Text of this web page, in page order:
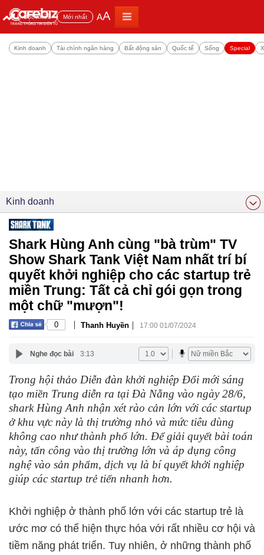
Đọc nhiều Mới nhất AA
Kinh doanh Tài chính ngân hàng Bất động sản Quốc tế Sống Special
Kinh doanh
Shark Hùng Anh cùng "bà trùm" TV
Show Shark Tank Việt Nam nhất trí bí
quyết khởi nghiệp cho các startup trẻ
miền Trung: Tất cả chỉ gói gọn trong
một chữ "mượn"!
0 | Thanh Huyền | 17:00 01/07/2024
Nghe đọc bài 3:13
Trong hội thảo Diễn đàn khởi nghiệp Đổi mới sáng
tạo miền Trung diễn ra tại Đà Nẵng vào ngày 28/6,
shark Hùng Anh nhận xét rào cản lớn với các startup
ở khu vực này là thị trường nhỏ và mức tiêu dùng
không cao như thành phố lớn. Để giải quyết bài toán
này, tấn công vào thị trường lớn và áp dụng công
nghệ vào sản phẩm, dịch vụ là bí quyết khởi nghiệp
giúp các startup trẻ tiến nhanh hơn.
Khởi nghiệp ở thành phố lớn với các startup trẻ là
ước mơ có thể hiện thực hóa với rất nhiều cơ hội và
tiềm năng phát triển. Tuy nhiên, ở những thành phố